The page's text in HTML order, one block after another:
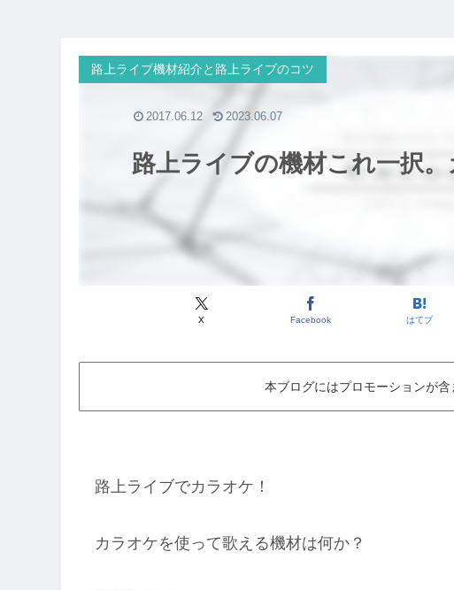
路上ライブの機材これ一択。
路上ライブ機材紹介と路上ライブのコツ
X Facebook はてブ
2017.06.12 2023.06.07
本ブログにはプロモーションが
路上ライブでカラオケ！
カラオケを使って歌える機材は何か？